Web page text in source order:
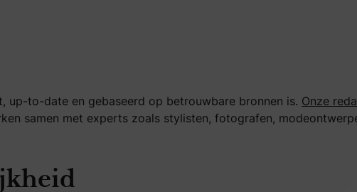
to-date en gebaseerd op betrouwbare bronnen is. Onze
samen met experts zoals stylisten, fotografen,